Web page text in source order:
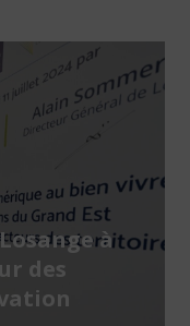
à
des